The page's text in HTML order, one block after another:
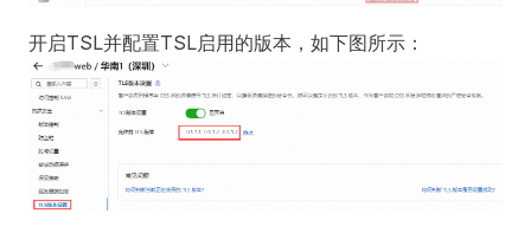
开启TSL并配置TSL启用的版本，如下图所示：